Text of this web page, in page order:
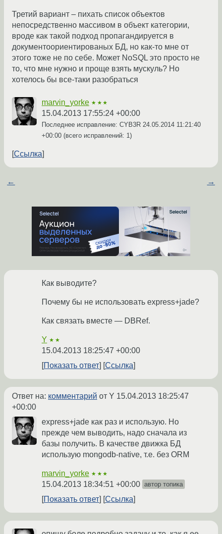
Третий вариант – пихать список объектов
непосредственно массивом в объект категории,
вроде как такой подход пропагандируется в
документоориентированых БД, но как-то мне от
этого тоже не по себе. Может NoSQL это просто не
то, что мне нужно и проще взять мускуль? Но
хотелось бы все-таки разобраться
marvin_yorke ★★★
15.04.2013 17:55:24 +00:00
Последнее исправление: CYB3R 24.05.2014 11:21:40
+00:00 (всего исправлений: 1)
Ссылка
← →
Как выводите?
Почему бы не использовать express+jade?
Как связать вместе — DBRef.
Y ★★
15.04.2013 18:25:47 +00:00
Показать ответ
Ссылка
Ответ на: комментарий от Y 15.04.2013 18:25:47
+00:00
express+jade как раз и использую. Но
прежде чем выводить, надо сначала из
базы получить. В качестве движка БД
использую mongodb-native, т.е. без ORM
marvin_yorke ★★★
15.04.2013 18:34:51 +00:00 автор топика
Показать ответ Ссылка